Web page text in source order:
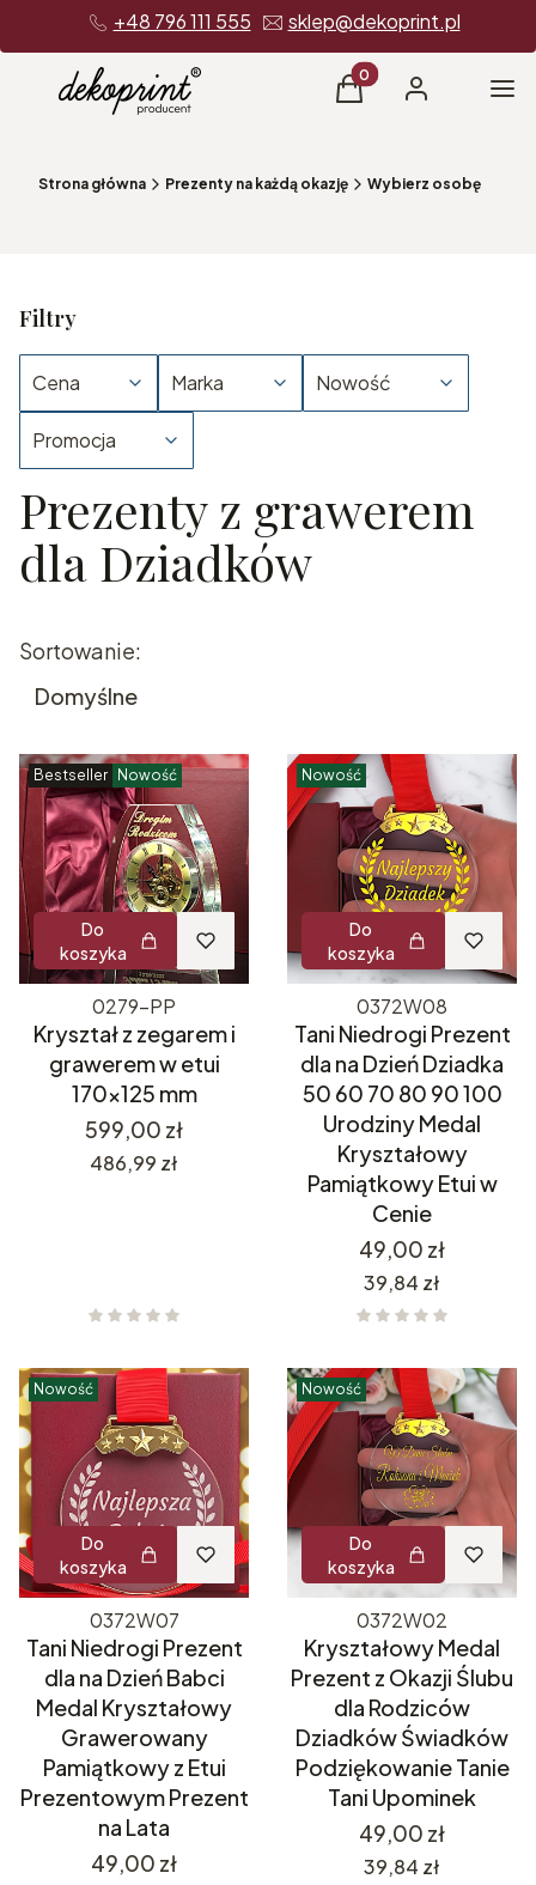
+48 796 111 555 sklep@dekoprint.pl
Produkty w koszyku:
Koszyk Zaloguj się
Strona główna Prezenty na każdą okazję Wybierz osobę
Filtry
Cena Marka Nowość
Promocja
Koniec filtrów
Prezenty z grawerem
dla Dziadków
Lista produktów
Sortowanie:
Domyślne
Bestseller Nowość
Do
koszyka
0279-PP
Kryształ z zegarem i
grawerem w etui
170x125 mm
Cena
599,00 zł
Cena
486,99 zł
Nowość
Do
koszyka
0372W08
Tani Niedrogi Prezent
dla na Dzień Dziadka
50 60 70 80 90 100
Urodziny Medal
Kryształowy
Pamiątkowy Etui w
Cenie
Cena
49,00 zł
Cena
39,84 zł
Nowość
Do
koszyka
0372W07
Tani Niedrogi Prezent
dla na Dzień Babci
Medal Kryształowy
Grawerowany
Pamiątkowy z Etui
Prezentowym Prezent
na Lata
Cena
49,00 zł
Nowość
Do
koszyka
0372W02
Kryształowy Medal
Prezent z Okazji Ślubu
dla Rodziców
Dziadków Świadków
Podziękowanie Tanie
Tani Upominek
Cena
49,00 zł
Cena
39,84 zł